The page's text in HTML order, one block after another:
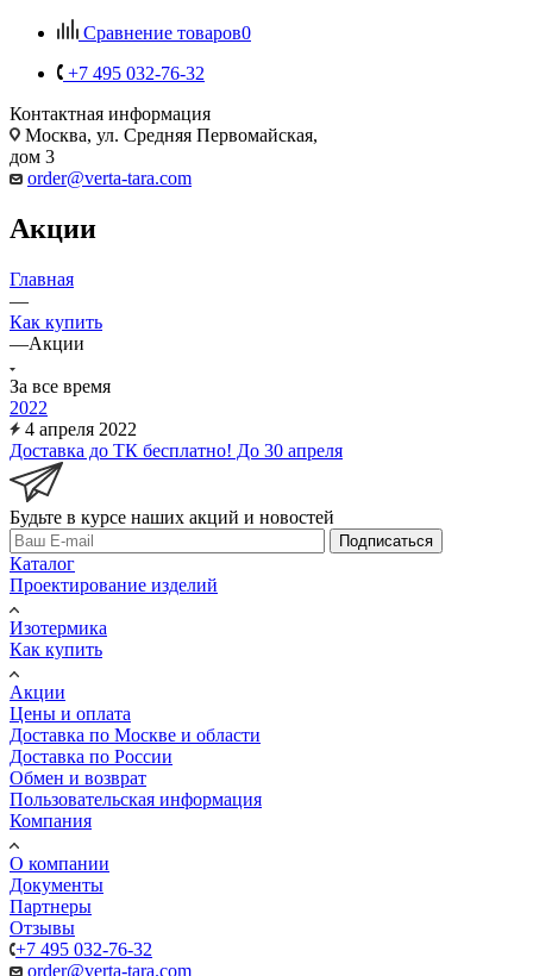
Сравнение товаров0
+7 495 032-76-32
Контактная информация
Москва, ул. Средняя Первомайская,
дом 3
order@verta-tara.com
Акции
Главная
—
Как купить
—Акции
За все время
2022
4 апреля 2022
Доставка до ТК бесплатно! До 30 апреля
Будьте в курсе наших акций и новостей
Подписаться
Каталог
Проектирование изделий
Изотермика
Как купить
Акции
Цены и оплата
Доставка по Москве и области
Доставка по России
Обмен и возврат
Пользовательская информация
Компания
О компании
Документы
Партнеры
Отзывы
+7 495 032-76-32
order@verta-tara.com